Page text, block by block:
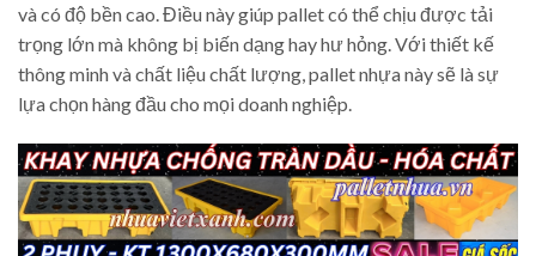
và có độ bền cao. Điều này giúp pallet có thể chịu được tải
trọng lớn mà không bị biến dạng hay hư hỏng. Với thiết kế
thông minh và chất liệu chất lượng, pallet nhựa này sẽ là sự
lựa chọn hàng đầu cho mọi doanh nghiệp.